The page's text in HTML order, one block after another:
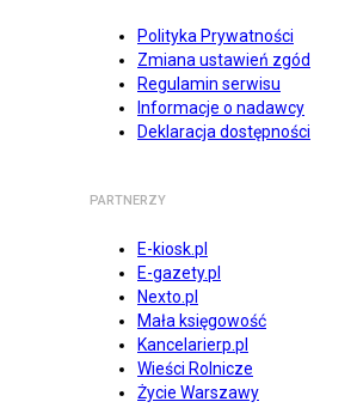
Polityka Prywatności
Zmiana ustawień zgód
Regulamin serwisu
Informacje o nadawcy
Deklaracja dostępności
PARTNERZY
E-kiosk.pl
E-gazety.pl
Nexto.pl
Mała księgowość
Kancelarierp.pl
Wieści Rolnicze
Życie Warszawy